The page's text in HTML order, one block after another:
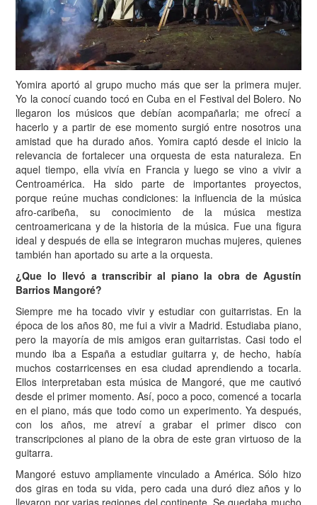
Yomira aportó al grupo mucho más que ser la primera mujer.
Yo la conocí cuando tocó en Cuba en el Festival del Bolero. No
llegaron los músicos que debían acompañarla; me ofrecí a
hacerlo y a partir de ese momento surgió entre nosotros una
amistad que ha durado años. Yomira captó desde el inicio la
relevancia de fortalecer una orquesta de esta naturaleza. En
aquel tiempo, ella vivía en Francia y luego se vino a vivir a
Centroamérica. Ha sido parte de importantes proyectos,
porque reúne muchas condiciones: la influencia de la música
afro-caribeña, su conocimiento de la música mestiza
centroamericana y de la historia de la música. Fue una figura
ideal y después de ella se integraron muchas mujeres, quienes
también han aportado su arte a la orquesta.
¿Que lo llevó a transcribir al piano la obra de Agustín
Barrios Mangoré?
Siempre me ha tocado vivir y estudiar con guitarristas. En la
época de los años 80, me fui a vivir a Madrid. Estudiaba piano,
pero la mayoría de mis amigos eran guitarristas. Casi todo el
mundo iba a España a estudiar guitarra y, de hecho, había
muchos costarricenses en esa ciudad aprendiendo a tocarla.
Ellos interpretaban esta música de Mangoré, que me cautivó
desde el primer momento. Así, poco a poco, comencé a tocarla
en el piano, más que todo como un experimento. Ya después,
con los años, me atreví a grabar el primer disco con
transcripciones al piano de la obra de este gran virtuoso de la
guitarra.
Mangoré estuvo ampliamente vinculado a América. Sólo hizo
dos giras en toda su vida, pero cada una duró diez años y lo
llevaron por varias regiones del continente. Se quedaba mucho